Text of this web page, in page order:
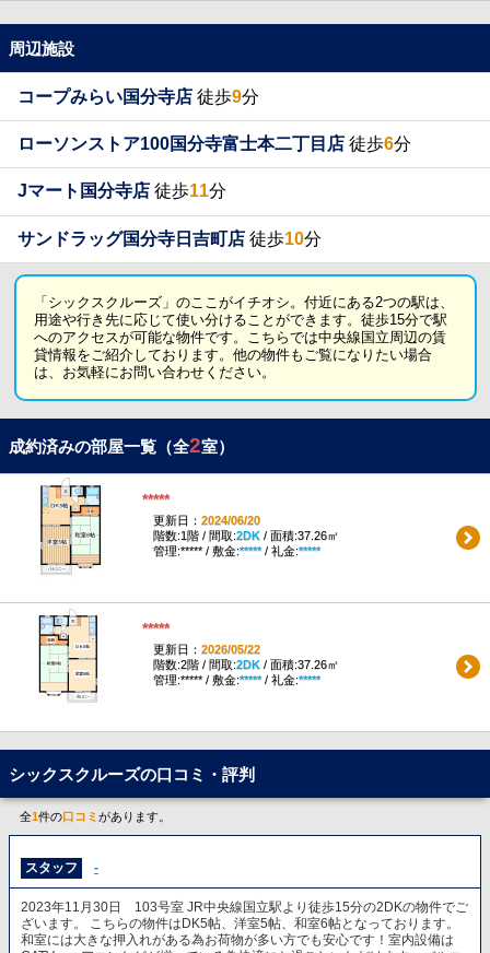
周辺施設
コープみらい国分寺店 徒歩9分
ローソンストア100国分寺富士本二丁目店 徒歩6分
Jマート国分寺店 徒歩11分
サンドラッグ国分寺日吉町店 徒歩10分
「シックスクルーズ」のここがイチオシ。付近にある2つの駅は、
用途や行き先に応じて使い分けることができます。徒歩15分で駅
へのアクセスが可能な物件です。こちらでは中央線国立周辺の賃
貸情報をご紹介しております。他の物件もご覧になりたい場合
は、お気軽にお問い合わせください。
成約済みの部屋一覧（全2室）
*****
更新日： 2024/06/20
階数:1階 / 間取:2DK/ 面積:37.26㎡
管理:***** / 敷金:*****/ 礼金:*****
*****
更新日： 2026/05/22
階数:2階 / 間取:2DK/ 面積:37.26㎡
管理:***** / 敷金:*****/ 礼金:*****
シックスクルーズの口コミ・評判
全1件の口コミがあります。
スタッフ -
2023年11月30日 103号室 JR中央線国立駅より徒歩15分の2DKの物件でご
ざいます。 こちらの物件はDK5帖、洋室5帖、和室6帖となっております。
和室には大きな押入れがある為お荷物が多い方でも安心です！室内設備は